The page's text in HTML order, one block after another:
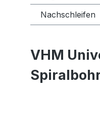
Nachschleifen
VHM